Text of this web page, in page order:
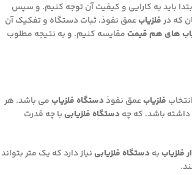
باید به کارایی و کیفیت آن توجه کنیم. و سپس
که درفلزیابعمق نفوذ، ثبات دستگاه و تفکیک آن
های هم قیمتمقایسه کنیم. و به نتیجه مطلوب
فلزیابعمق نفوذدستگاه فلزیابمی باشد. هر
داشته باشد. که چه دستگاه فلزیابیبا چه قدرت
فلزیاببه دستگاه فلزیابینیاز دارد که یک متر بتواند